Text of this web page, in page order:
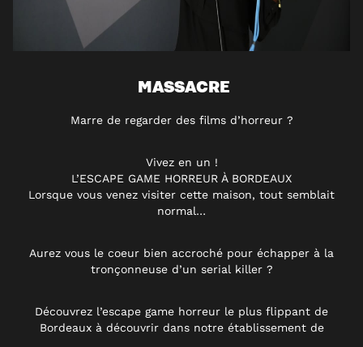
MASSACRE
Marre de regarder des films d’horreur ?
Vivez en un !
L’ESCAPE GAME HORREUR À BORDEAUX
Lorsque vous venez visiter cette maison, tout semblait
normal…
Aurez vous le coeur bien accroché pour échapper à la
tronçonneuse d’un serial killer ?
Découvrez l’escape game horreur le plus flippant de
Bordeaux à découvrir dans notre établissement de